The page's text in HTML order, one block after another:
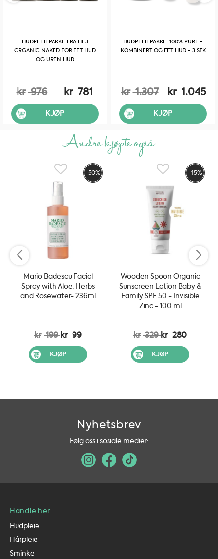
HUDPLEIEPAKKE FRA HEJ
ORGANIC NAKED FOR FET HUD
OG UREN HUD
kr976 kr 781
KJØP
HUDPLEIEPAKKE: 100% PURE -
KOMBINERT OG FET HUD - 3 STK
kr1.307 kr 1.045
KJØP
Andre kjøpte også
-50%
Mario Badescu Facial
Spray with Aloe, Herbs
and Rosewater- 236ml
kr 199 kr 99
KJØP
-15%
Wooden Spoon Organic
Sunscreen Lotion Baby &
Family SPF 50 - Invisible
Zinc - 100 ml
kr 329 kr 280
KJØP
Nyhetsbrev
Følg oss i sosiale medier:
Handle her
Hudpleie
Hårpleie
Sminke